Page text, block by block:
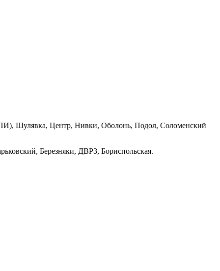
Шулявка, Центр, Нивки, Оболонь, Подол, Соломенский
Березняки, ДВРЗ, Бориспольская.